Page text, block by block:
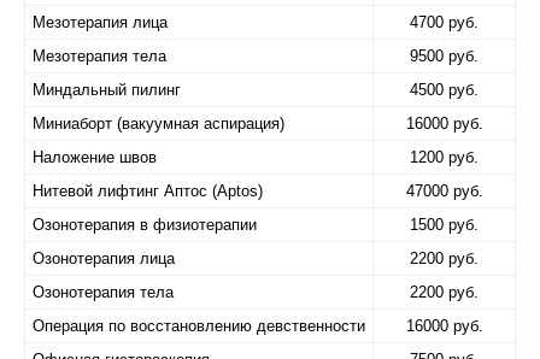
Мезотерапия лица
4700 руб.
Мезотерапия тела
9500 руб.
Миндальный пилинг
4500 руб.
Миниаборт (вакуумная аспирация)
16000 руб.
Наложение швов
1200 руб.
Нитевой лифтинг Аптос (Aptos)
47000 руб.
Озонотерапия в физиотерапии
1500 руб.
Озонотерапия лица
2200 руб.
Озонотерапия тела
2200 руб.
Операция по восстановлению девственности
16000 руб.